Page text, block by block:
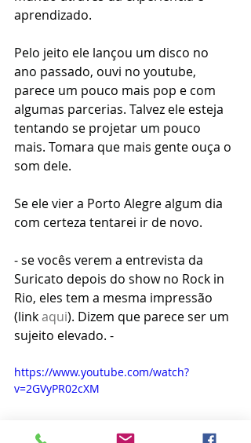
aprendizado.
Pelo jeito ele lançou um disco no
ano passado, ouvi no youtube,
parece um pouco mais pop e com
algumas parcerias. Talvez ele esteja
tentando se projetar um pouco
mais. Tomara que mais gente ouça o
som dele.
Se ele vier a Porto Alegre algum dia
com certeza tentarei ir de novo.
- se vocês verem a entrevista da
Suricato depois do show no Rock in
Rio, eles tem a mesma impressão
(link aqui). Dizem que parece ser um
sujeito elevado. -
https://www.youtube.com/watch?
v=2GVyPR02cXM